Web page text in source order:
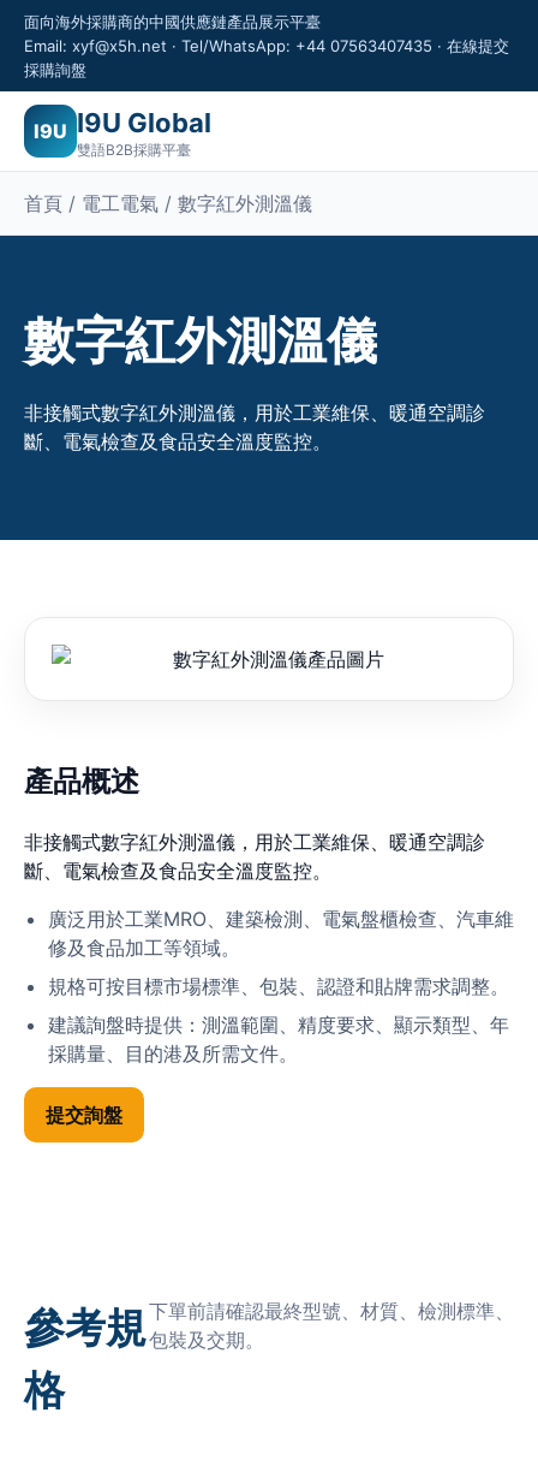
面向海外採購商的中國供應鏈產品展示平臺
Email: xyf@x5h.net · Tel/WhatsApp: +44 07563407435 · 在線提交
採購詢盤
I9U I9U Global
雙語B2B採購平臺
首頁 / 電工電氣 / 數字紅外測溫儀
數字紅外測溫儀
非接觸式數字紅外測溫儀，用於工業維保、暖通空調診
斷、電氣檢查及食品安全溫度監控。
產品概述
非接觸式數字紅外測溫儀，用於工業維保、暖通空調診
斷、電氣檢查及食品安全溫度監控。
廣泛用於工業MRO、建築檢測、電氣盤櫃檢查、汽車維
修及食品加工等領域。
規格可按目標市場標準、包裝、認證和貼牌需求調整。
建議詢盤時提供：測溫範圍、精度要求、顯示類型、年
採購量、目的港及所需文件。
提交詢盤
參考規
格
下單前請確認最終型號、材質、檢測標準、
包裝及交期。